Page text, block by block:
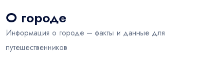
О городе
Информация о городе – факты и данные для
путешественников